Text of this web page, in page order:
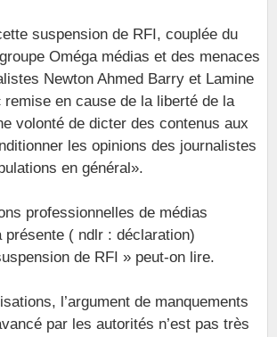
suspension de RFI, couplée du
Oméga médias et des menaces
Newton Ahmed Barry et Lamine
remise en cause de la liberté de la
volonté de dicter des contenus aux
les opinions des journalistes
en général».
professionnelles de médias
présente ( ndlr : déclaration)
de RFI » peut-on lire.
l’argument de manquements
par les autorités n’est pas très